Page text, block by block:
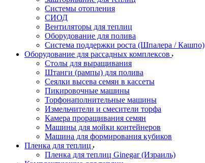
Системы отопления
СИОД
Вентиляторы для теплиц
Оборудование для полива
Система поддержки роста (Шпалера / Кашпо)
Оборудование для рассадных комплексов
Столы для выращивания
Штанги (рампы) для полива
Сеялки высева семян в кассеты
Пикировочные машины
Торфонаполнительные машины
Измельчители и смесители торфа
Камера проращивания семян
Машины для мойки контейнеров
Машина для формирования кубиков
Пленка для теплиц
Пленка для теплиц Ginegar (Израиль)